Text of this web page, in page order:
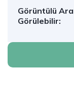
Görüntülü
Görülebilir: